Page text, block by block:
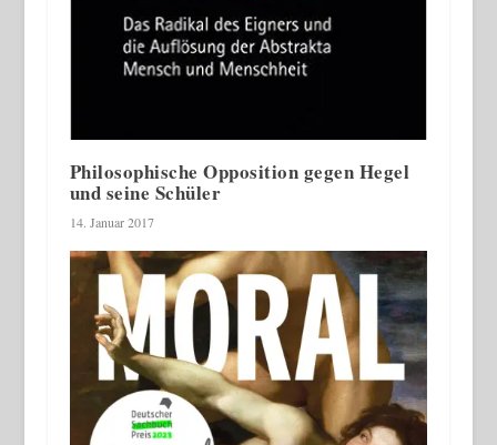
Philosophische Opposition gegen Hegel
und seine Schüler
14. Januar 2017